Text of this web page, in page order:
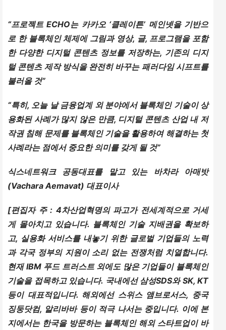
“프로젝트 ECHO는 카카오 ‘클레이튼’ 메인넷을 기반으
로 한 블록체인 체제에 그림과 영상, 글, 프로그램을 포함
한 다양한 디지털 콘텐츠 정보를 저장하는, 기존의 디지
털 콘텐츠 제작 방식을 완전히 바꾸는 패러다임 시프트를
불러올 것”
“특히, 오늘 날 금융업계 외 분야에서 블록체인 기술이 상
용화된 사례가 많지 않은 만큼, 디지털 콘텐츠 산업 내 저
작권 침해 문제를 블록체인 기술을 활용하여 해결하는 첫
사례라는 점에서 중요한 의미를 갖게 될 것”
식스네트워크 공동대표를 맡고 있는 바차라 아매밧
(Vachara Aemavat) 대표이사
[편집자 주 : 4차산업혁명의 파고가 전세계적으로 거세
게 몰아치고 있습니다. 블록체인 기술 지배권을 확보하
고, 실용화 서비스를 내놓기 위한 글로벌 기업들의 노력
과 각국 정부의 지원이 소리 없는 전쟁처럼 치열합니다.
현재 IBM 푸드 트러스트 외에도 많은 기업들이 블록체인
기술을 접목하고 있습니다. 국내에선 삼성SDS와 SK, KT
등이 대표적입니다. 해외에선 스위스 앰브로서스, 중국
징둥닷컴, 알리바바 등이 적극 나서는 중입니다. 이에 본
지에서는 한국을 방문하는 블록체인 해외 스타트업이 바